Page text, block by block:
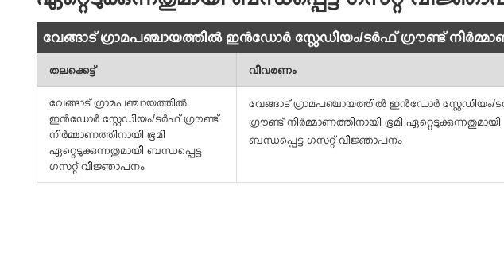
വേങ്ങാട് ഗ്രാമപഞ്ചായത്തിൽ ഇൻഡോർ സ്റ്റേഡിയം/ടർഫ് ഗ്രൗണ്ട്
തലക്കെട്ട് വിവരണം
വേങ്ങാട് ഗ്രാമപഞ്ചായത്തിൽ
ഇൻഡോർ സ്റ്റേഡിയം/ടർഫ് ഗ്രൗണ്ട്
നിർമ്മാണത്തിനായി ഭൂമി
ഏറ്റെടുക്കുന്നതുമായി ബന്ധപ്പെട്ട
ഗസറ്റ് വിജ്ഞാപനം
വേങ്ങാട് ഗ്രാമപഞ്ചായത്തിൽ ഇൻഡോർ സ്റ്റേഡിയം/
ഗ്രൗണ്ട് നിർമ്മാണത്തിനായി ഭൂമി ഏറ്റെടുക്കുന്നതുമായി
ബന്ധപ്പെട്ട ഗസറ്റ് വിജ്ഞാപനം